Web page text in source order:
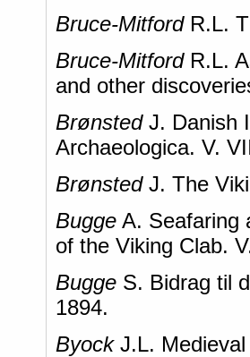
Bruce-MitfordR.L.
Bruce-MitfordR.L.
and other
BrønstedJ. Danish
Archaeologica. V.
BrønstedJ. The
Bugge A. Seafaring
of the Viking Clab.
Bugge S. Bidrag til
1894.
ByockJ.L. Medieval